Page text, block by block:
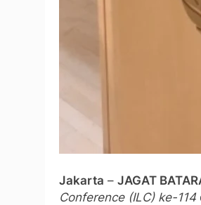
Jakarta – JAGAT
Conference (ILC) ke-114